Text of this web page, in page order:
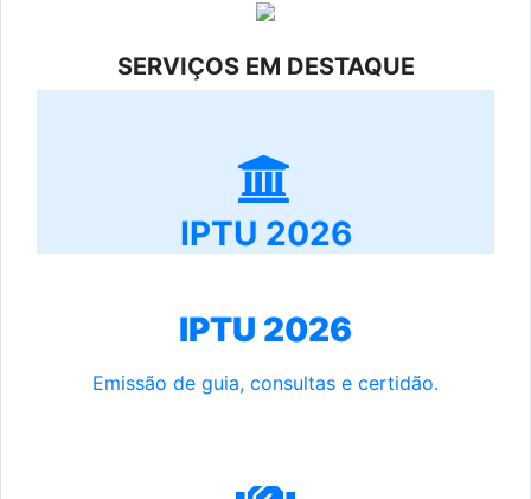
SERVIÇOS EM DESTAQUE
IPTU 2026
IPTU 2026
Emissão de guia, consultas e certidão.